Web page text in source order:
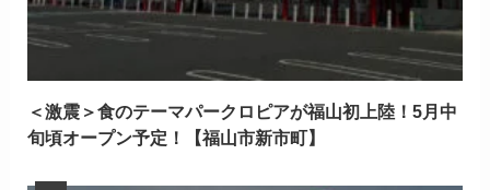
＜激震＞食のテーマパークロピアが福山初上陸！5月中
旬頃オープン予定！【福山市新市町】